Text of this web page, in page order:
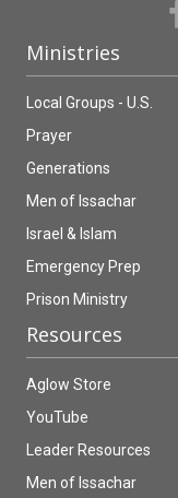
Ministries
Local Groups - U.S.
Prayer
Generations
Men of Issachar
Israel & Islam
Emergency Prep
Prison Ministry
Resources
Aglow Store
YouTube
Leader Resources
Men of Issachar